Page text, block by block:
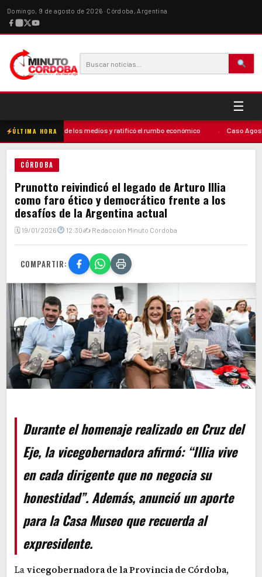
Domingo, 9 de agosto de 2026 · Córdoba, Argentina
☰
ÚLTIMA HORAde los medios y ratificó el rumbo económico · Caso Agostina
CÓRDOBA
Prunotto reivindicó el legado de Arturo Illia
como faro ético y democrático frente a los
desafíos de la Argentina actual
🗓 19/01/2026 12:30✍ Redacción Minuto Córdoba
COMPARTIR:
Durante el homenaje realizado en Cruz del
Eje, la vicegobernadora afirmó: “Illia vive
en cada dirigente que no negocia su
honestidad”. Además, anunció un aporte
para la Casa Museo que recuerda al
expresidente.
Lavicegobernadora de la Provincia de Córdoba,